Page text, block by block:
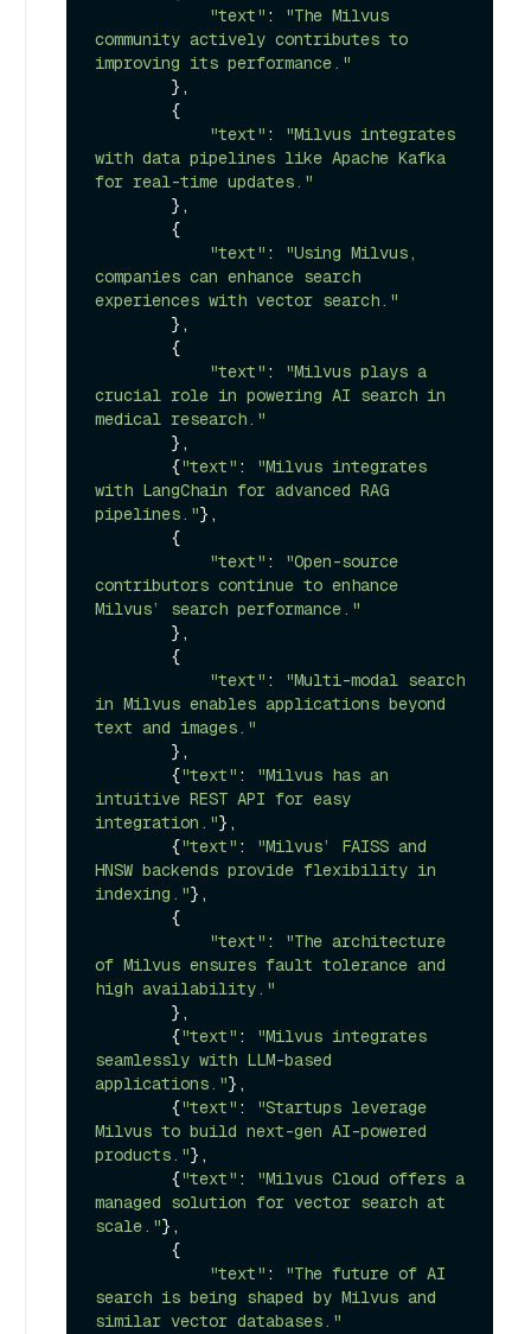
"text" :
"The Milvus
community actively contributes to
improving its performance."
"text" :
"Milvus integrates
with data pipelines like Apache Kafka
for real-time updates."
"text" :
"Using Milvus,
companies can enhance search
experiences with vector search."
"text" :
"Milvus plays a
crucial role in powering AI search in
medical research."
        {
"text" :
"Milvus integrates
with LangChain for advanced RAG
pipelines."},
"text" :
"Open-source
contributors continue to enhance
Milvus’ search performance."
"text" :
"Multi-modal search
in Milvus enables applications beyond
text and images."
        {
"text" :
"Milvus has an
intuitive REST API for easy
integration."},
        {
"text" :
"Milvus’ FAISS and
HNSW backends provide flexibility in
indexing."},
"text" :
"The architecture
of Milvus ensures fault tolerance and
high availability."
        {
"text" :
"Milvus integrates
seamlessly with LLM-based
applications."},
        {
"text" :
"Startups leverage
Milvus to build next-gen AI-powered
products."},
        {
"text" :
"Milvus Cloud offers a
managed solution for vector search at
scale."},
"text" :
"The future of AI
search is being shaped by Milvus and
similar vector databases."